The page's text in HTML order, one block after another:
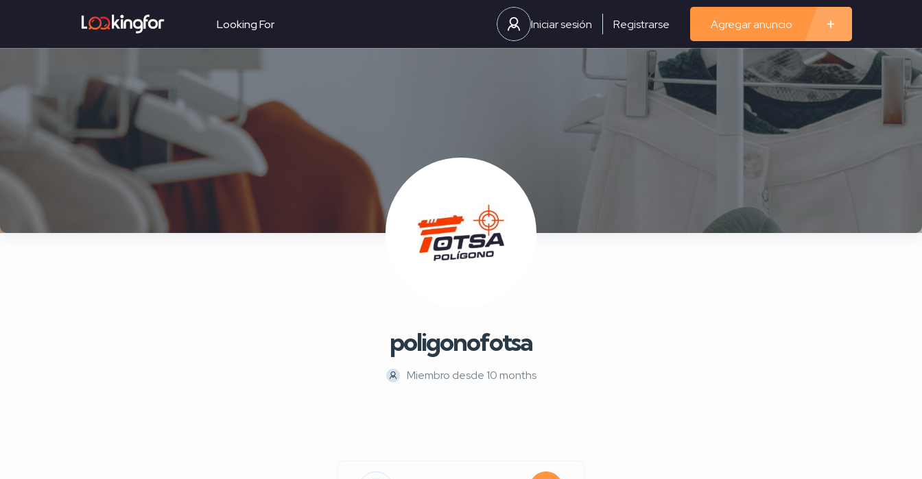
Looking For Iniciar sesión Registrarse Agregar anuncio
poligonofotsa
Miembro desde 10 months